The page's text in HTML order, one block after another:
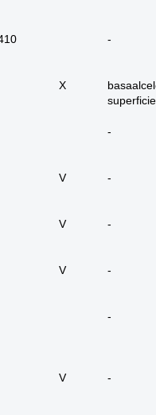
tumoren
huidadnex-tumoren
20. alle metastasen
21. alle melanomen in
22. tractus digestivus
-
X
-
V -
V -
V -
-
V -